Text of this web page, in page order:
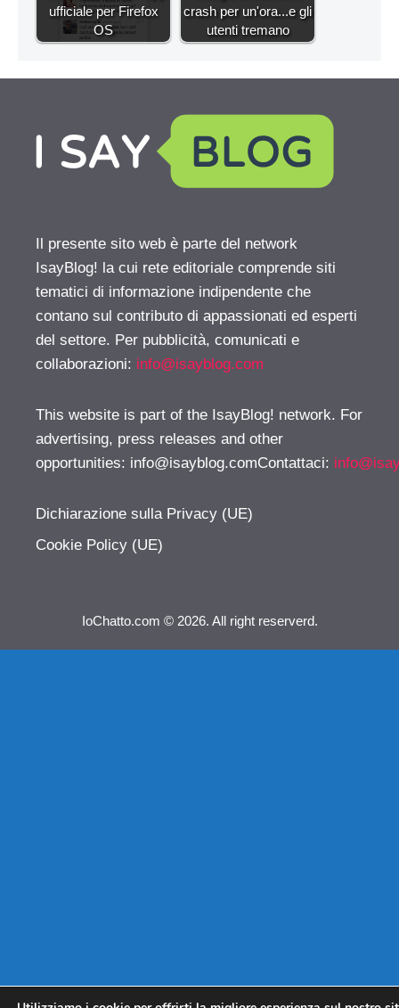
ufficiale per Firefox
OS
crash per un'ora...e gli
utenti tremano
Il presente sito web è parte del network
IsayBlog! la cui rete editoriale comprende siti
tematici di informazione indipendente che
contano sul contributo di appassionati ed esperti
del settore. Per pubblicità, comunicati e
collaborazioni: info@isayblog.com
This website is part of the IsayBlog! network. For
advertising, press releases and other
opportunities: info@isayblog.comContattaci:
Dichiarazione sulla Privacy (UE)
Cookie Policy (UE)
IoChatto.com © 2026. All right reserverd.